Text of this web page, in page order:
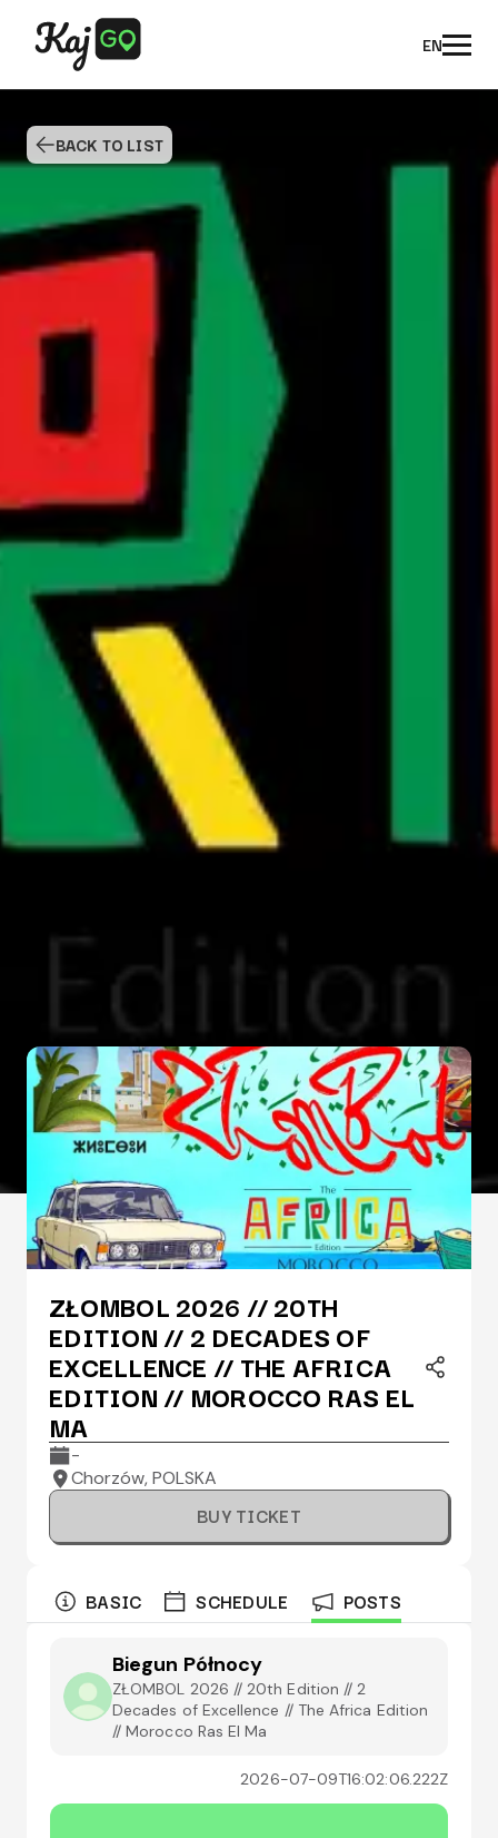
EN
BACK TO LIST
ZŁOMBOL 2026 // 20TH
EDITION // 2 DECADES OF
EXCELLENCE // THE AFRICA
EDITION // MOROCCO RAS EL
MA
-
Chorzów, POLSKA
BUY TICKET
BASIC SCHEDULE POSTS
Biegun Północy
ZŁOMBOL 2026 // 20th Edition // 2
Decades of Excellence // The Africa Edition
// Morocco Ras El Ma
2026-07-09T16:02:06.222Z